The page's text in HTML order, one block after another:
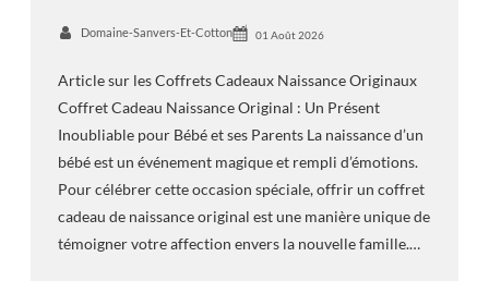
Domaine-Sanvers-Et-Cotton 01 Août 2026
Article sur les Coffrets Cadeaux Naissance Originaux
Coffret Cadeau Naissance Original : Un Présent
Inoubliable pour Bébé et ses Parents La naissance d’un
bébé est un événement magique et rempli d’émotions.
Pour célébrer cette occasion spéciale, offrir un coffret
cadeau de naissance original est une manière unique de
témoigner votre affection envers la nouvelle famille.…